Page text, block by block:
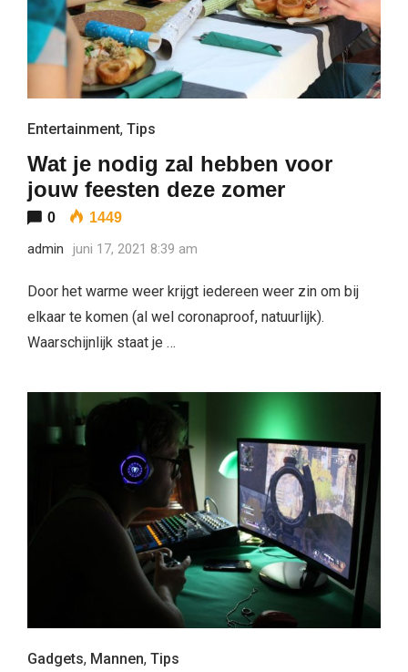
Entertainment, Tips
Wat je nodig zal hebben voor
jouw feesten deze zomer
0 1449
admin juni 17, 2021 8:39 am
Door het warme weer krijgt iedereen weer zin om bij
elkaar te komen (al wel coronaproof, natuurlijk).
Waarschijnlijk staat je …
Gadgets, Mannen, Tips